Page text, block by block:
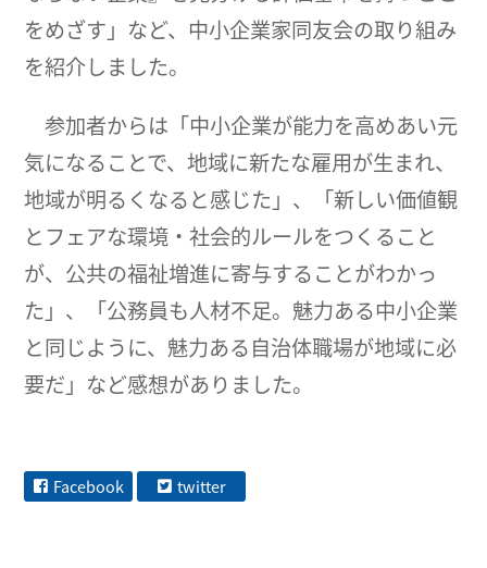
をめざす」など、中小企業家同友会の取り組み
を紹介しました。
参加者からは「中小企業が能力を高めあい元
気になることで、地域に新たな雇用が生まれ、
地域が明るくなると感じた」、「新しい価値観
とフェアな環境・社会的ルールをつくること
が、公共の福祉増進に寄与することがわかっ
た」、「公務員も人材不足。魅力ある中小企業
と同じように、魅力ある自治体職場が地域に必
要だ」など感想がありました。
Facebook twitter